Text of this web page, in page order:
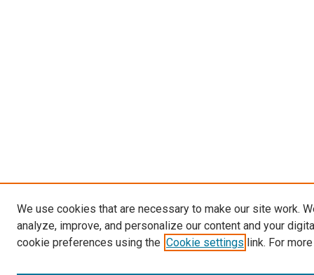
We use cookies that are necessary to make our site work.
analyze, improve, and personalize our content and your
cookie preferences using the Cookie settings link. For